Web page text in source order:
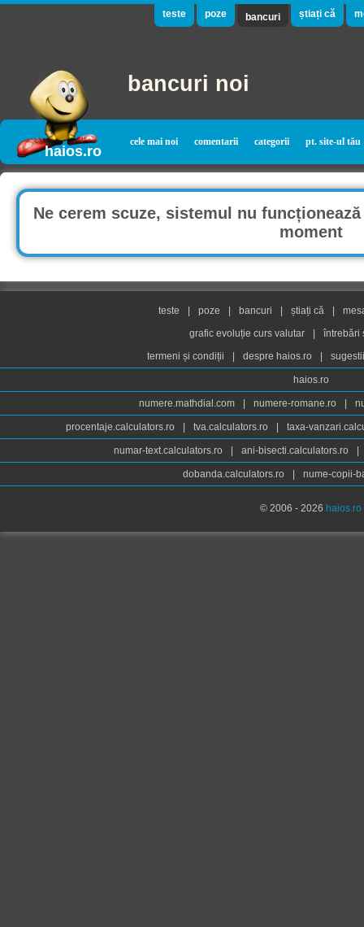
teste poze bancuri știați că
bancuri noi
haios.ro
cele mai noi comentarii categorii pt. site-ul tău
Ne cerem scuze, sistemul nu
moment
teste poze bancuri știați că
grafic evoluție curs valutar
întrebări
termeni și condiții
despre haios.ro
haios.ro
numere.mathdial.com numere-romane.ro
procentaje.calculators.ro tva.calculators.ro taxa-
numar-text.calculators.ro ani-bisecti.calculators.ro
dobanda.calculators.ro nume-copii-
© 2006 - 2026 haios.ro